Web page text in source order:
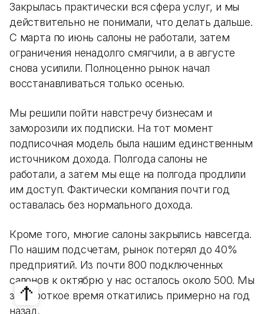
Закрылась практически вся сфера услуг, и мы
действительно не понимали, что делать дальше.
С марта по июнь салоны не работали, затем
ограничения ненадолго смягчили, а в августе
снова усилили. Полноценно рынок начал
восстанавливаться только осенью.
Мы решили пойти навстречу бизнесам и
заморозили их подписки. На тот момент
подписочная модель была нашим единственным
источником дохода. Полгода салоны не
работали, а затем мы еще на полгода продлили
им доступ. Фактически компания почти год
оставалась без нормального дохода.
Кроме того, многие салоны закрылись навсегда.
По нашим подсчетам, рынок потерял до 40%
предприятий. Из почти 800 подключенных
салонов к октябрю у нас осталось около 500. Мы
за короткое время откатились примерно на год
назад.